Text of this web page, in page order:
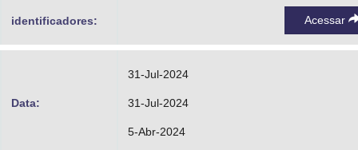
identificadores: Acessar
Data:
31-Jul-2024
31-Jul-2024
5-Abr-2024